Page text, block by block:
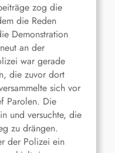
zog die
die Reden
Demonstration
an der
war gerade
die zuvor dort
sich vor
Parolen. Die
und versuchte, die
zu drängen.
der Polizei ein